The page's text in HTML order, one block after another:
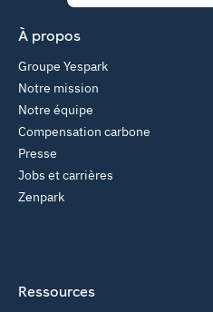
À propos
Groupe Yespark
Notre mission
Notre équipe
Compensation carbone
Presse
Jobs et carrières
Zenpark
Ressources